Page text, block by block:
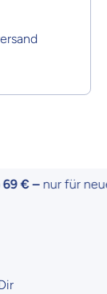
€ –nur für neue